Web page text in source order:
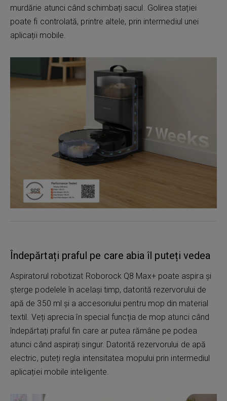
murdărie atunci când schimbați sacul. Golirea stației
poate fi controlată, printre altele, prin intermediul unei
aplicații mobile.
Îndepărtați praful pe care abia îl puteți vedea
Aspiratorul robotizat Roborock Q8 Max+ poate aspira și
șterge podelele în același timp, datorită rezervorului de
apă de 350 ml și a accesoriului pentru mop din material
textil. Veți aprecia în special funcția de mop atunci când
îndepărtați praful fin care ar putea rămâne pe podea
atunci când aspirați singur. Datorită rezervorului de apă
electric, puteți regla intensitatea mopului prin intermediul
aplicației mobile inteligente.